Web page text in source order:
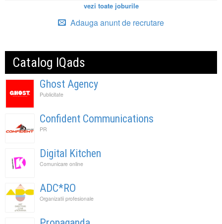
vezi toate joburile
Adauga anunt de recrutare
Catalog IQads
Ghost Agency
Publicitate
Confident Communications
PR
Digital Kitchen
Comunicare online
ADC*RO
Organizatii profesionale